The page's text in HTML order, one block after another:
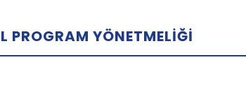
PROGRAM YÖNETMELIĞI